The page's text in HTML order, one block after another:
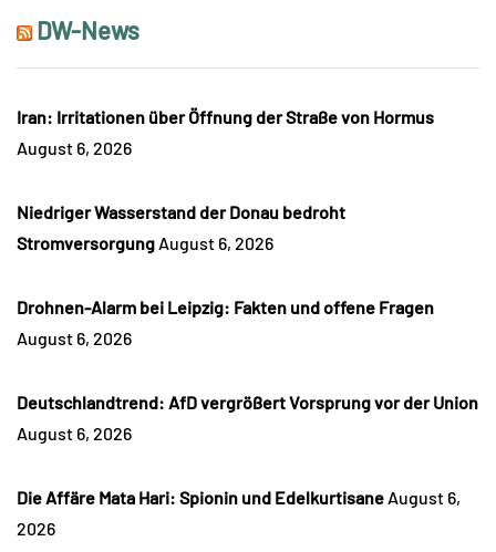
DW-News
Iran: Irritationen über Öffnung der Straße von Hormus
August 6, 2026
Niedriger Wasserstand der Donau bedroht
Stromversorgung August 6, 2026
Drohnen-Alarm bei Leipzig: Fakten und offene Fragen
August 6, 2026
Deutschlandtrend: AfD vergrößert Vorsprung vor der Union
August 6, 2026
Die Affäre Mata Hari: Spionin und Edelkurtisane August 6,
2026